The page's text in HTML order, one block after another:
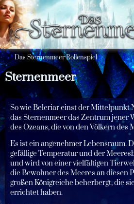
Das Sternenmeer Rollenspiel
Sternenmeer
So wie Beleriar einst der Mittelpunkt
das Sternenmeer das Zentrum jener
des Ozeans, die von den Völkern des
Es ist ein angenehmer Lebensraum.
gefällige Temperatur und der
und wird von einer vielfältigen
die Bewohner des Meeres an diesen
großen Königreiche beherbergt, die
errichtet haben.